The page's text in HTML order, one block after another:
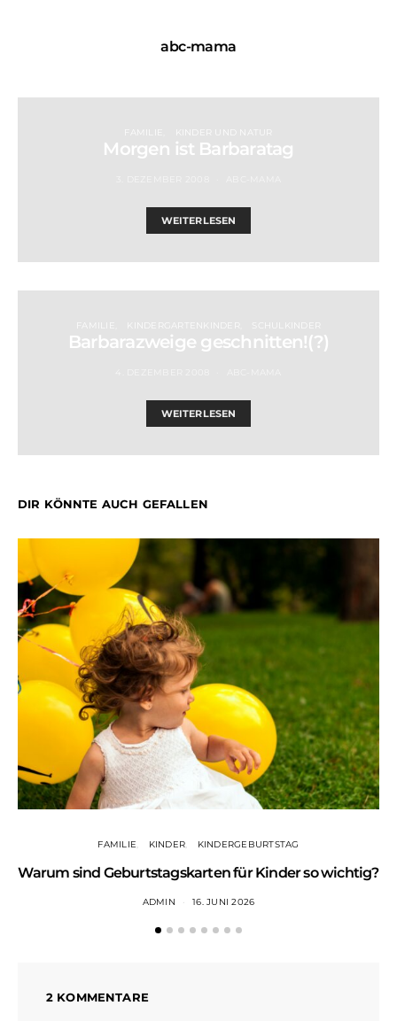
abc-mama
FAMILIE KINDER UND NATUR
Morgen ist Barbaratag
WEITERLESEN
FAMILIE KINDERGARTENKINDER SCHULKINDER
Barbarazweige geschnitten!(?)
WEITERLESEN
DIR KÖNNTE AUCH GEFALLEN
FAMILIE KINDER KINDERGEBURTSTAG
Warum sind Geburtstagskarten für Kinder so wichtig?
ADMIN 16. JUNI 2026
2 KOMMENTARE